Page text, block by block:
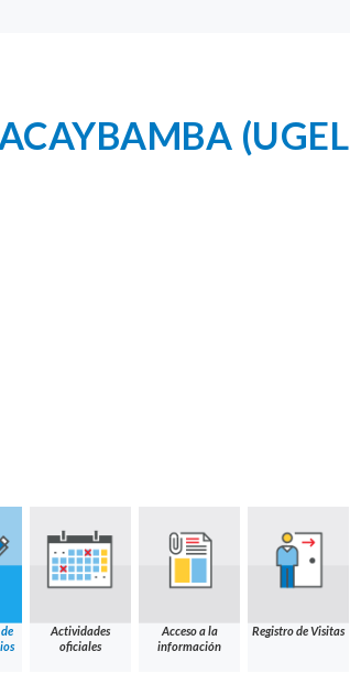
(UGEL
Actividades
oficiales
Acceso a la
información
Registro de Visitas